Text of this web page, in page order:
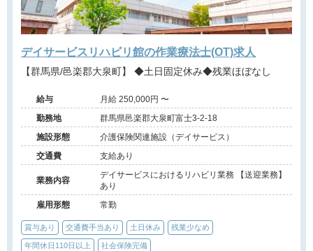
デイサービスリハビリ館の作業療法士(OT)求人
【群馬県/邑楽郡大泉町】 ◆土日固定休み◆残業ほぼなし
給与
月給 250,000円 〜
勤務地
群馬県邑楽郡大泉町富士3-2-18
施設形態
介護保険関連施設（デイサービス）
交通費
支給あり
業務内容
デイサービスにおけるリハビリ業務 【送迎業務】
あり
雇用形態
常勤
賞与あり 交通費手当あり 土日休み 残業少なめ
年間休日110日以上 社会保険完備